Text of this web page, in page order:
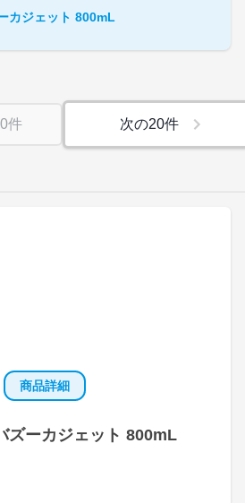
商品詳細
ズーカジェット 800mL
カジェット 800mL
件 次の20件